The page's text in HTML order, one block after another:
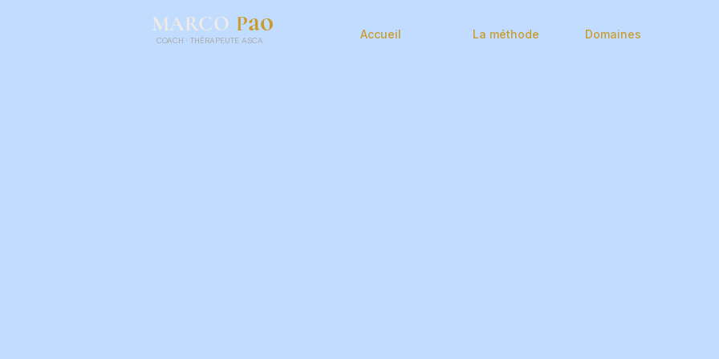
MARCO Pao
COACH · THÉRAPEUTE ASCA Accueil La méthode Domaines